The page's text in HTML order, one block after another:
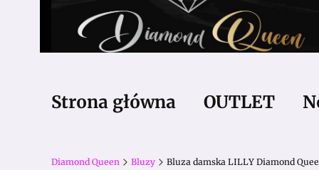
Strona główna OUTLET
Diamond Queen Bluzy Bluza damska LILLY Diamond